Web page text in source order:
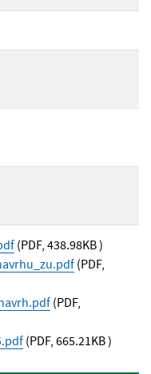
Reset
(PDF, 438.98KB )
(PDF,
(PDF,
(PDF, 665.21KB )